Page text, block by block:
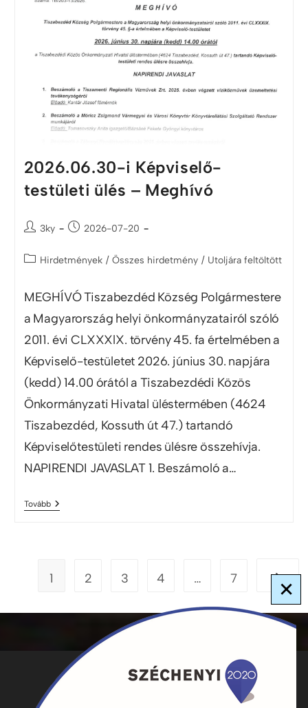
2026.06.30-i Képviselő-
testületi ülés – Meghívó
3ky 2026-07-20
Hirdetmények / Összes hirdetmény / Utoljára feltöltött
MEGHÍVÓ Tiszabezdéd Község Polgármestere
a Magyarország helyi önkormányzatairól szóló
2011. évi CLXXXlX. törvény 45. fa értelmében a
Képviselő-testületet 2026. június 30. napjára
(kedd) 14.00 órától a Tiszabezdédi Közös
Önkormányzati Hivatal üléstermében (4624
Tiszabezdéd, Kossuth út 47.) tartandó
Képviselőtestületi rendes ülésre összehívja.
NAPIRENDI JAVASLAT 1. Beszámoló a…
Tovább
1 2 3 4 … 7 ×